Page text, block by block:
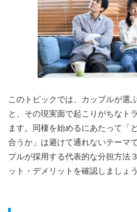
このトピックでは、カップルが選
と、その現実面で起こりがちなト
ます。同棲を始めるにあたって「
合うか」は避けて通れないテーマ
プルが採用する代表的な分担方法
ット・デメリットを確認しましょう